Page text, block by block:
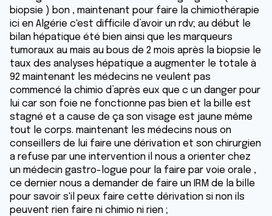
biopsie ) bon , maintenant pour faire la chimiothérapie
ici en Algérie c'est difficile d’avoir un rdv; au début le
bilan hépatique été bien ainsi que les marqueurs
tumoraux au mais au bous de 2 mois après la biopsie le
taux des analyses hépatique a augmenter le totale à
92 maintenant les médecins ne veulent pas
commencé la chimio d’après eux que c un danger pour
lui car son foie ne fonctionne pas bien et la bille est
stagné et a cause de ça son visage est jaune même
tout le corps. maintenant les médecins nous on
conseillers de lui faire une dérivation et son chirurgien
a refuse par une intervention il nous a orienter chez
un médecin gastro-logue pour la faire par voie orale ,
ce dernier nous a demander de faire un IRM de la bille
pour savoir s'il peux faire cette dérivation si non ils
peuvent rien faire ni chimio ni rien ;